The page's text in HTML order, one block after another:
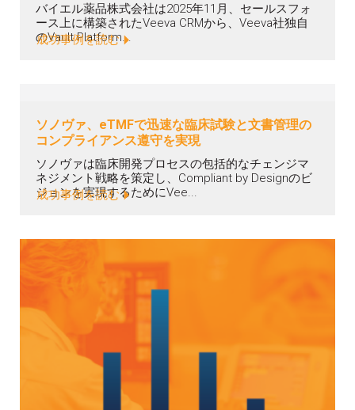
バイエル薬品株式会社は2025年11月、セールスフォ
ース上に構築されたVeeva CRMから、Veeva社独自
のVault Platform...
成功事例を読む
ソノヴァ、eTMFで迅速な臨床試験と文書管理の
コンプライアンス遵守を実現
ソノヴァは臨床開発プロセスの包括的なチェンジマ
ネジメント戦略を策定し、Compliant by Designのビ
ジョンを実現するためにVee...
成功事例を読む